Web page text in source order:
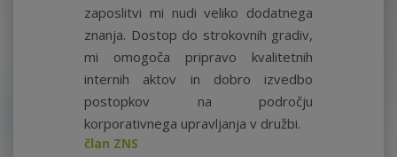
zaposlitvi mi nudi veliko dodatnega
znanja. Dostop do strokovnih gradiv,
mi omogoča pripravo kvalitetnih
internih aktov in dobro izvedbo
postopkov na področju
korporativnega upravljanja v družbi.
član ZNS